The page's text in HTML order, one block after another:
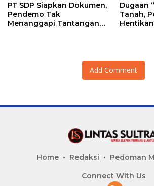
PT SDP Siapkan Dokumen,
Pendemo Tak
Menanggapi Tantangan
Dugaan
Tanah,
Add Comment
Home Redaksi Pedoman
Connect With Us